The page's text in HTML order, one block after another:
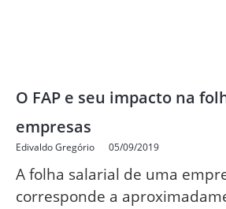
O FAP e seu impacto na
empresas
Edivaldo Gregório 05/09/2019
A folha salarial de uma
corresponde a